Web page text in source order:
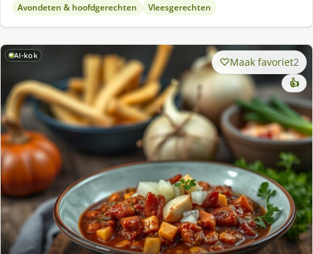
Avondeten & hoofdgerechten Vleesgerechten
AI-kok Maak favoriet2
👍